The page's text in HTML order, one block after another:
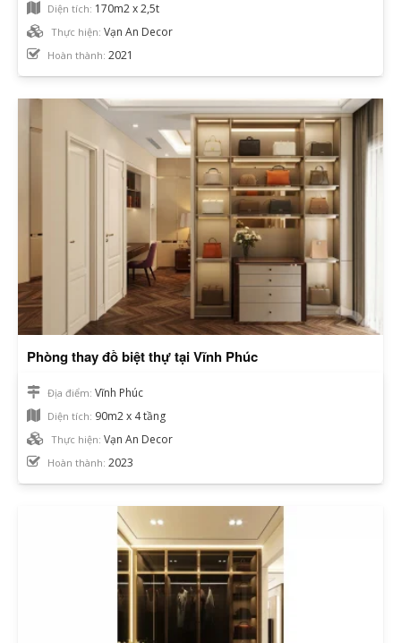
Diện tích: 170m2 x 2,5t
Thực hiện: Vạn An Decor
Hoàn thành: 2021
Phòng thay đồ biệt thự tại Vĩnh Phúc
Địa điểm: Vĩnh Phúc
Diện tích: 90m2 x 4 tầng
Thực hiện: Vạn An Decor
Hoàn thành: 2023